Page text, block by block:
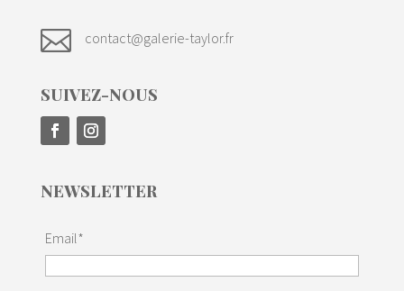
 contact@galerie-taylor.fr
SUIVEZ-NOUS
NEWSLETTER
Email*